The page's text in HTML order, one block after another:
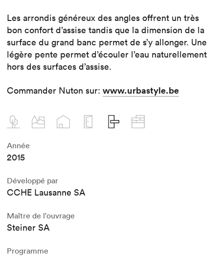
Les arrondis généreux des angles offrent un très
bon confort d’assise tandis que la dimension de la
surface du grand banc permet de s’y allonger. Une
légère pente permet d’écouler l’eau naturellement
hors des surfaces d’assise.
Commander Nuton sur: www.urbastyle.be
Année
2015
Développé par
CCHE Lausanne SA
Maître de l'ouvrage
Steiner SA
Programme